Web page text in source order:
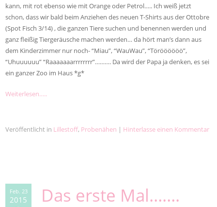
kann, mit rot ebenso wie mit Orange oder Petrol….. Ich weiß jetzt
schon, dass wir bald beim Anziehen des neuen T-Shirts aus der Ottobre
(Spot Fisch 3/14) , die ganzen Tiere suchen und benennen werden und
ganz fleißig Tiergeräusche machen werden… da hört man’s dann aus
dem Kinderzimmer nur noch- “Miau”, “WauWau”, “Töröööööö”,
“Uhuuuuuu” “Raaaaaaarrrrrrrr”………. Da wird der Papa ja denken, es sei
ein ganzer Zoo im Haus *g*
Weiterlesen…..
Veröffentlicht in Lillestoff, Probenähen | Hinterlasse einen Kommentar
Feb. 23
2015 Das erste Mal…….